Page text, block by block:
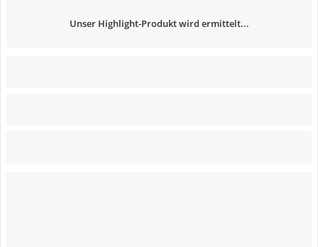
Unser Highlight-Produkt wird ermittelt...